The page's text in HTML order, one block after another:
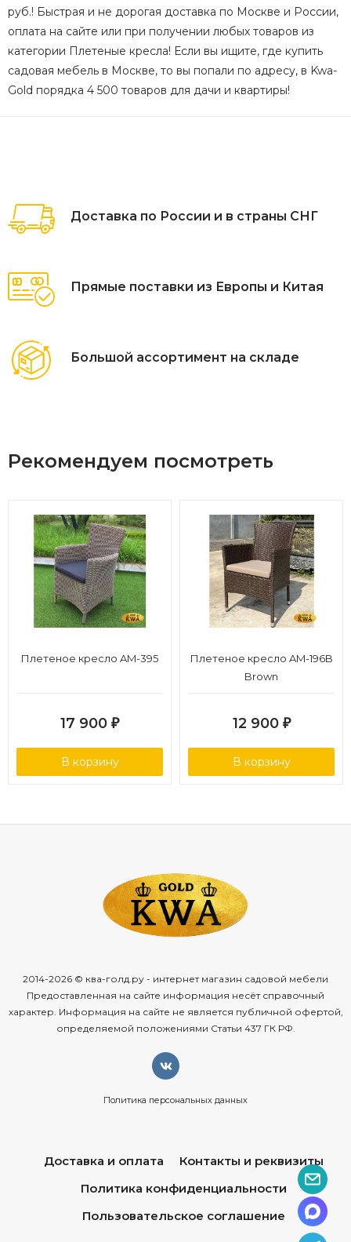
руб.! Быстрая и не дорогая доставка по Москве и России,
оплата на сайте или при получении любых товаров из
категории Плетеные кресла! Если вы ищите, где купить
садовая мебель в Москве, то вы попали по адресу, в Kwa-
Gold порядка 4 500 товаров для дачи и квартиры!
Доставка по России и в страны СНГ
Прямые поставки из Европы и Китая
Большой ассортимент на складе
Рекомендуем посмотреть
Плетеное кресло AM-395
17 900 ₽
В корзину
Плетеное кресло AM-196B
Brown
12 900 ₽
В корзину
2014-2026 © ква-голд.ру - интернет магазин садовой мебели
Предоставленная на сайте информация несёт справочный
характер. Информация на сайте не является публичной офертой,
определяемой положениями Статьи 437 ГК РФ.
Политика персональных данных
Доставка и оплата
Контакты и реквизиты
Политика конфиденциальности
Пользовательское соглашение